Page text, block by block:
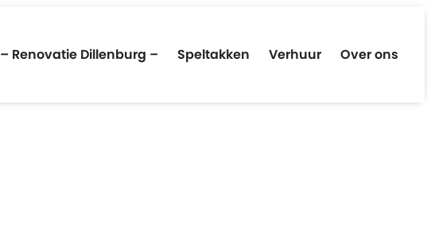
– Renovatie Dillenburg – Speltakken Verhuur Over ons